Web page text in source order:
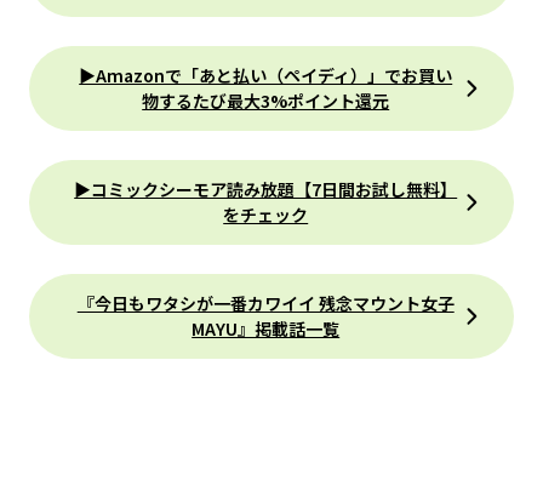
▶Amazonで「あと払い（ペイディ）」でお買い
物するたび最大3%ポイント還元
▶コミックシーモア読み放題【7日間お試し無料】
をチェック
『今日もワタシが一番カワイイ 残念マウント女子
MAYU』掲載話一覧